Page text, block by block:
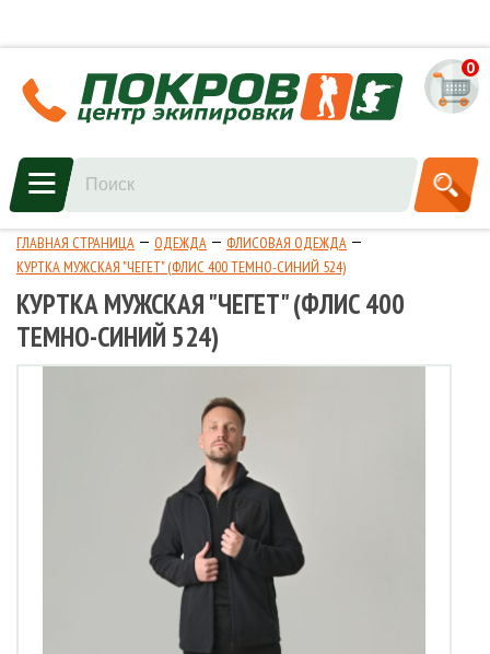
0
ГЛАВНАЯ СТРАНИЦА ОДЕЖДА
ФЛИСОВАЯ ОДЕЖДА
КУРТКА МУЖСКАЯ "ЧЕГЕТ" (ФЛИС 400 ТЕМНО-СИНИЙ 524)
КУРТКА МУЖСКАЯ "ЧЕГЕТ" (ФЛИС 400
ТЕМНО-СИНИЙ 524)